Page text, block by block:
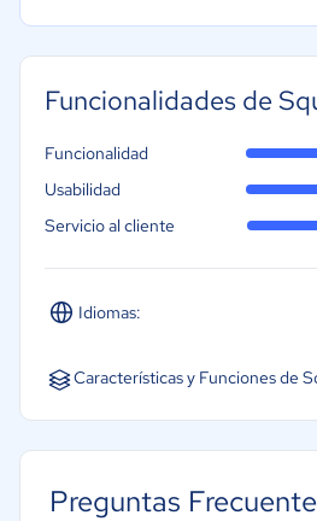
Funcionalidades de
Idiomas:
Español Inglés
Funcionalidad
Usabilidad
Servicio al cliente
Características y Funciones de
Impresión por comanderas
Preguntas